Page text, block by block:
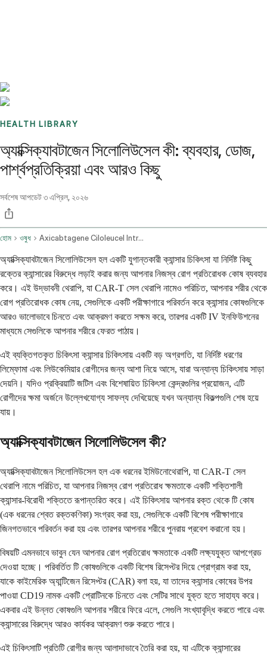
HEALTH LIBRARY
অ্যাক্সিক্যাবটাজেন সিলোলিউসেল কী: ব্যবহার, ডোজ,
পার্শ্বপ্রতিক্রিয়া এবং আরও কিছু
সর্বশেষ আপডেট৩ এপ্রিল, ২০২৬
হোম ওষুধ Axicabtagene Ciloleucel Intravenous Route
অ্যাক্সিক্যাবটাজেন সিলোলিউসেল হল একটি যুগান্তকারী ক্যান্সার চিকিৎসা যা নির্দিষ্ট কিছু
রক্তের ক্যান্সারের বিরুদ্ধে লড়াই করার জন্য আপনার নিজস্ব রোগ প্রতিরোধক কোষ ব্যবহার
করে। এই উদ্ভাবনী থেরাপি, যা CAR-T সেল থেরাপি নামেও পরিচিত, আপনার শরীর থেকে
রোগ প্রতিরোধক কোষ নেয়, সেগুলিকে একটি পরীক্ষাগারে পরিবর্তন করে ক্যান্সার কোষগুলিকে
আরও ভালোভাবে চিনতে এবং আক্রমণ করতে সক্ষম করে, তারপর একটি IV ইনফিউশনের
মাধ্যমে সেগুলিকে আপনার শরীরে ফেরত পাঠায়।
এই ব্যক্তিগতকৃত চিকিৎসা ক্যান্সার চিকিৎসায় একটি বড় অগ্রগতি, যা নির্দিষ্ট ধরণের
লিম্ফোমা এবং লিউকেমিয়ার রোগীদের জন্য আশা নিয়ে আসে, যারা অন্যান্য চিকিৎসায় সাড়া
দেয়নি। যদিও প্রক্রিয়াটি জটিল এবং বিশেষায়িত চিকিৎসা কেন্দ্রগুলির প্রয়োজন, এটি
রোগীদের ক্ষমা অর্জনে উল্লেখযোগ্য সাফল্য দেখিয়েছে যখন অন্যান্য বিকল্পগুলি শেষ হয়ে
যায়।
অ্যাক্সিক্যাবটাজেন সিলোলিউসেল কী?
অ্যাক্সিক্যাবটাজেন সিলোলিউসেল হল এক ধরনের ইমিউনোথেরাপি, যা CAR-T সেল
থেরাপি নামে পরিচিত, যা আপনার নিজস্ব রোগ প্রতিরোধ ক্ষমতাকে একটি শক্তিশালী
ক্যান্সার-বিরোধী শক্তিতে রূপান্তরিত করে। এই চিকিৎসায় আপনার রক্ত ​​থেকে টি কোষ
(এক ধরনের শ্বেত রক্তকণিকা) সংগ্রহ করা হয়, সেগুলিকে একটি বিশেষ পরীক্ষাগারে
জিনগতভাবে পরিবর্তন করা হয় এবং তারপর আপনার শরীরে পুনরায় প্রবেশ করানো হয়।
বিষয়টি এমনভাবে ভাবুন যেন আপনার রোগ প্রতিরোধ ক্ষমতাকে একটি লক্ষ্যযুক্ত আপগ্রেড
দেওয়া হচ্ছে। পরিবর্তিত টি কোষগুলিকে একটি বিশেষ রিসেপ্টর দিয়ে প্রোগ্রাম করা হয়,
যাকে কাইমেরিক অ্যান্টিজেন রিসেপ্টর (CAR) বলা হয়, যা তাদের ক্যান্সার কোষের উপর
পাওয়া CD19 নামক একটি প্রোটিনকে চিনতে এবং সেটির সাথে যুক্ত হতে সাহায্য করে।
একবার এই উন্নত কোষগুলি আপনার শরীরে ফিরে এলে, সেগুলি সংখ্যাবৃদ্ধি করতে পারে এবং
ক্যান্সারের বিরুদ্ধে আরও কার্যকর আক্রমণ শুরু করতে পারে।
এই চিকিৎসাটি প্রতিটি রোগীর জন্য আলাদাভাবে তৈরি করা হয়, যা এটিকে ক্যান্সারের